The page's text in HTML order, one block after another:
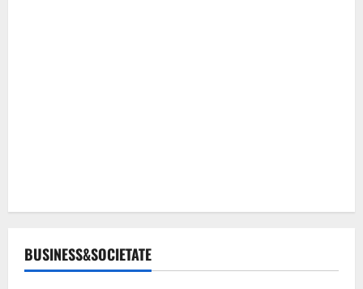
BUSINESS&SOCIETATE